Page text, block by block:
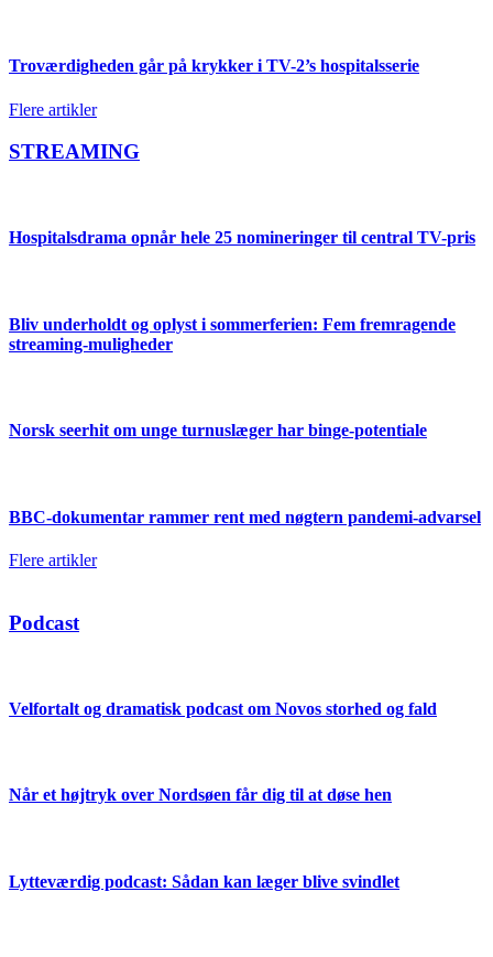
Troværdigheden går på krykker i TV-2’s hospitalsserie
Flere artikler
STREAMING
Hospitalsdrama opnår hele 25 nomineringer til central TV-pris
Bliv underholdt og oplyst i sommerferien: Fem fremragende
streaming-muligheder
Norsk seerhit om unge turnuslæger har binge-potentiale
BBC-dokumentar rammer rent med nøgtern pandemi-advarsel
Flere artikler
Podcast
Velfortalt og dramatisk podcast om Novos storhed og fald
Når et højtryk over Nordsøen får dig til at døse hen
Lytteværdig podcast: Sådan kan læger blive svindlet